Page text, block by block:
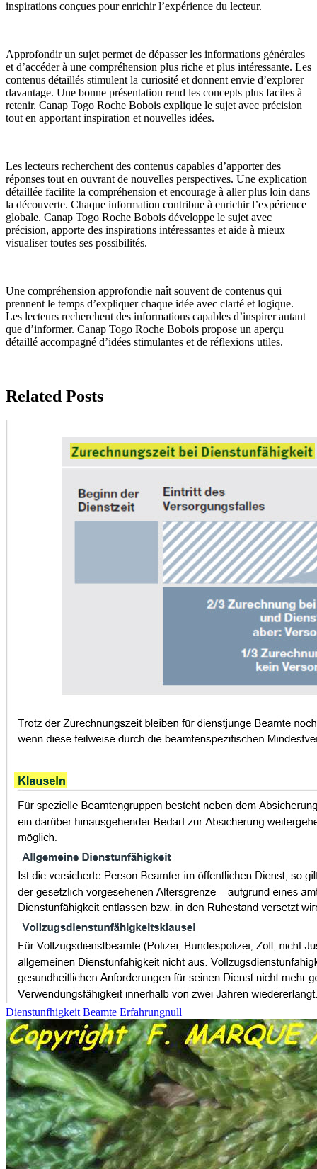
inspirations conçues pour enrichir l’expérience du lecteur.
Approfondir un sujet permet de dépasser les informations générales
et d’accéder à une compréhension plus riche et plus intéressante. Les
contenus détaillés stimulent la curiosité et donnent envie d’explorer
davantage. Une bonne présentation rend les concepts plus faciles à
retenir. Canap Togo Roche Bobois explique le sujet avec précision
tout en apportant inspiration et nouvelles idées.
Les lecteurs recherchent des contenus capables d’apporter des
réponses tout en ouvrant de nouvelles perspectives. Une explication
détaillée facilite la compréhension et encourage à aller plus loin dans
la découverte. Chaque information contribue à enrichir l’expérience
globale. Canap Togo Roche Bobois développe le sujet avec
précision, apporte des inspirations intéressantes et aide à mieux
visualiser toutes ses possibilités.
Une compréhension approfondie naît souvent de contenus qui
prennent le temps d’expliquer chaque idée avec clarté et logique.
Les lecteurs recherchent des informations capables d’inspirer autant
que d’informer. Canap Togo Roche Bobois propose un aperçu
détaillé accompagné d’idées stimulantes et de réflexions utiles.
Related Posts
Dienstunfhigkeit Beamte Erfahrungnull